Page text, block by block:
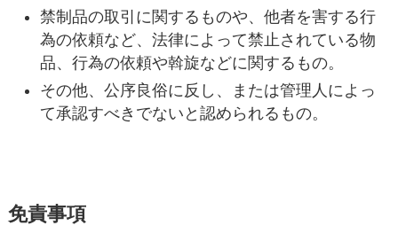
禁制品の取引に関するものや、他者を害する行
為の依頼など、法律によって禁止されている物
品、行為の依頼や斡旋などに関するもの。
その他、公序良俗に反し、または管理人によっ
て承認すべきでないと認められるもの。
免責事項